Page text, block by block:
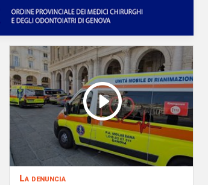
La denuncia